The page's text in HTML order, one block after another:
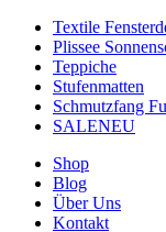
Textile
Plissee
Teppiche
Stufenmatten
Schmutzfang
SALENEU
Shop
Blog
Über Uns
Kontakt